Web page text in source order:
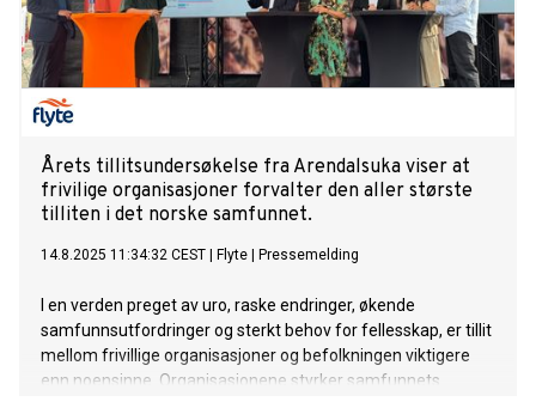
Årets tillitsundersøkelse fra Arendalsuka viser at
frivilige organisasjoner forvalter den aller største
tilliten i det norske samfunnet.
14.8.2025 11:34:32 CEST Flyte Pressemelding
I en verden preget av uro, raske endringer, økende
samfunnsutfordringer og sterkt behov for fellesskap, er tillit
mellom frivillige organisasjoner og befolkningen viktigere
enn noensinne. Organisasjonene styrker samfunnets